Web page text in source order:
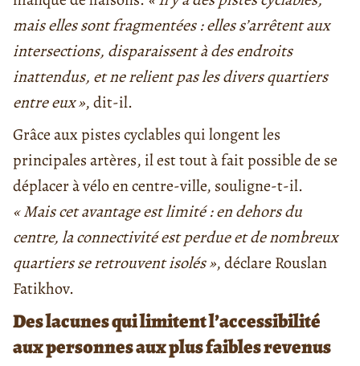
mais elles sont fragmentées : elles s’arrêtent aux
intersections, disparaissent à des endroits
inattendus, et ne relient pas les divers quartiers
entre eux », dit-il.
Grâce aux pistes cyclables qui longent les
principales artères, il est tout à fait possible de se
déplacer à vélo en centre-ville, souligne-t-il.
« Mais cet avantage est limité : en dehors du
centre, la connectivité est perdue et de nombreux
quartiers se retrouvent isolés », déclare Rouslan
Fatikhov.
Des lacunes qui limitent l’accessibilité
aux personnes aux plus faibles revenus